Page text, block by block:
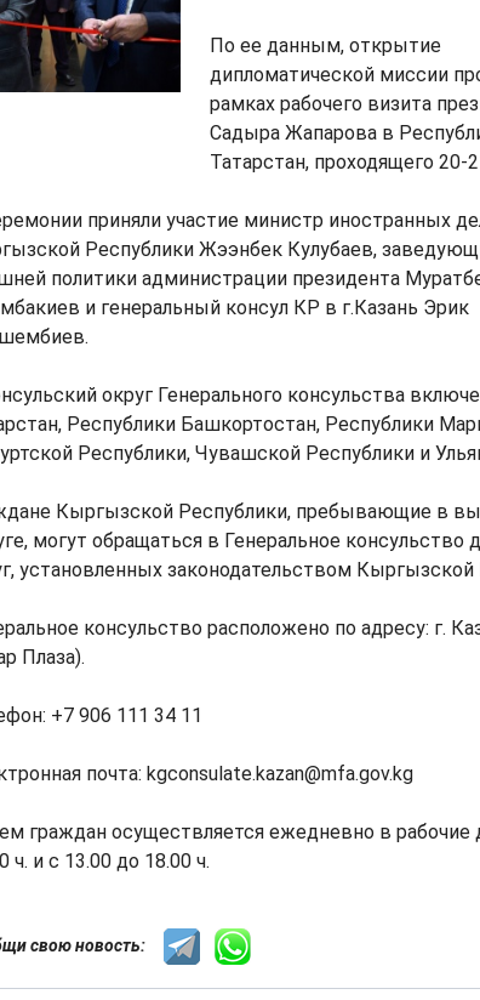
По ее данным, открытие
дипломатической миссии
рамках рабочего визита
Садыра Жапарова в
Татарстан, проходящего 20-
приняли участие министр иностранных
Республики Жээнбек Кулубаев,
политики администрации президента
и генеральный консул КР в г.Казань Эрик
округ Генерального консульства
Республики Башкортостан, Республики
Республики, Чувашской Республики и
Кыргызской Республики, пребывающие в
могут обращаться в Генеральное консульство
установленных законодательством Кыргызской
консульство расположено по адресу: г.
Плаза).
+7 906 111 34 11
почта: kgconsulate.kazan@mfa.gov.kg
граждан осуществляется ежедневно в рабочие
ч. и с 13.00 до 18.00 ч.
свою новость: